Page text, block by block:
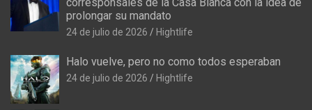
prolongar su mandato
24 de julio de 2026 Hightlife
Halo vuelve, pero no como todos esperaban
24 de julio de 2026 Hightlife